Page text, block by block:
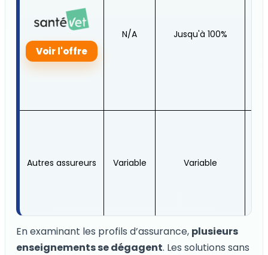
Voir l'offre
N/A Jusqu'à 100%
Autres assureurs Variable Variable
En examinant les profils d’assurance, plusieurs
enseignements se dégagent. Les solutions sans